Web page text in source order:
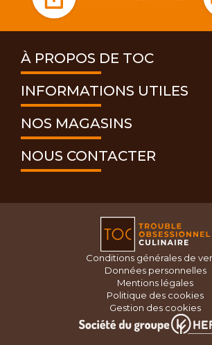
À PROPOS DE TOC
INFORMATIONS UTILES
NOS MAGASINS
NOUS CONTACTER
Conditions générales de
Données personnelles
Mentions légales
Politique des cookies
Gestion des cookies